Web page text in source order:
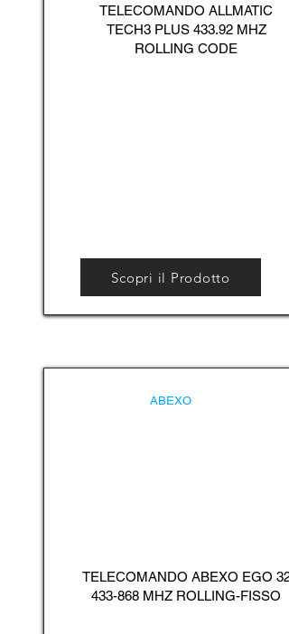
TELECOMANDO ALLMATIC
TECH3 PLUS 433.92 MHZ
ROLLING CODE
Scopri il Prodotto
ABEXO
TELECOMANDO ABEXO EGO 32
433-868 MHZ ROLLING-FISSO